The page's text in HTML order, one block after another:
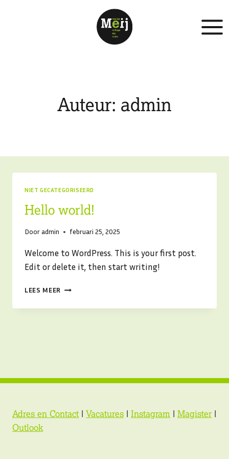
Auteur: admin
NIET GECATEGORISEERD
Hello world!
Door admin februari 25, 2025
Welcome to WordPress. This is your first post.
Edit or delete it, then start writing!
LEES MEER HELLO
Adres en Contact| Vacatures | Instagram | Magister|
Outlook